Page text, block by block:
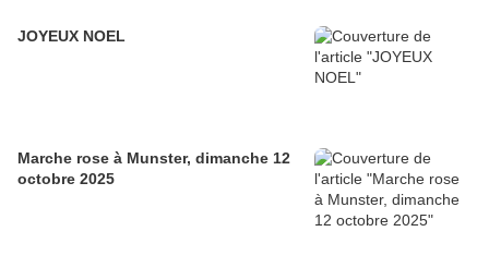
JOYEUX NOEL
Marche rose à Munster, dimanche 12
octobre 2025